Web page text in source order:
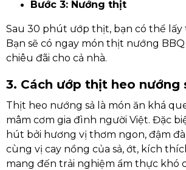
Bước 3: Nướng thịt
Sau 30 phút ướp thịt, bạn có thể
Bạn sẽ có ngay món thịt nướng
chiêu đãi cho cả nhà.
3. Cách ướp thịt heo nướng
Thịt heo nướng sả là món ăn khá
mâm cơm gia đình người Việt. Đặc
hút bởi hương vị thơm ngon, đậm
cùng vị cay nồng của sả, ớt, kích
mang đến trải nghiệm ẩm thực khó